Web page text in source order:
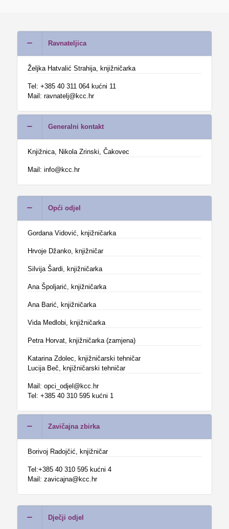
Ravnateljica
Željka Hatvalić Strahija, knjižničarka
Tel: +385 40 311 064 kućni 11
Mail: ravnatelj@kcc.hr
Generalni kontakt
Knjižnica, Nikola Zrinski, Čakovec
Mail: info@kcc.hr
Opći odjel
Gordana Vidović, knjižničarka
Hrvoje Džanko, knjižničar
Silvija Šardi, knjižničarka
Ana Špoljarić, knjižničarka
Ana Barić, knjižničarka
Vida Medlobi, knjižničarka
Petra Horvat, knjižničarka (zamjena)
Katarina Zdolec, knjižničarski tehničar
Lucija Beč, knjižničarski tehničar
Mail: opci_odjel@kcc.hr
Tel: +385 40 310 595 kućni 1
Zavičajna zbirka
Borivoj Radojčić, knjižničar
Tel:+385 40 310 595 kućni 4
Mail: zavicajna@kcc.hr
Dječji odjel